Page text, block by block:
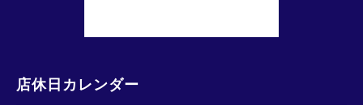
店休日カレンダー